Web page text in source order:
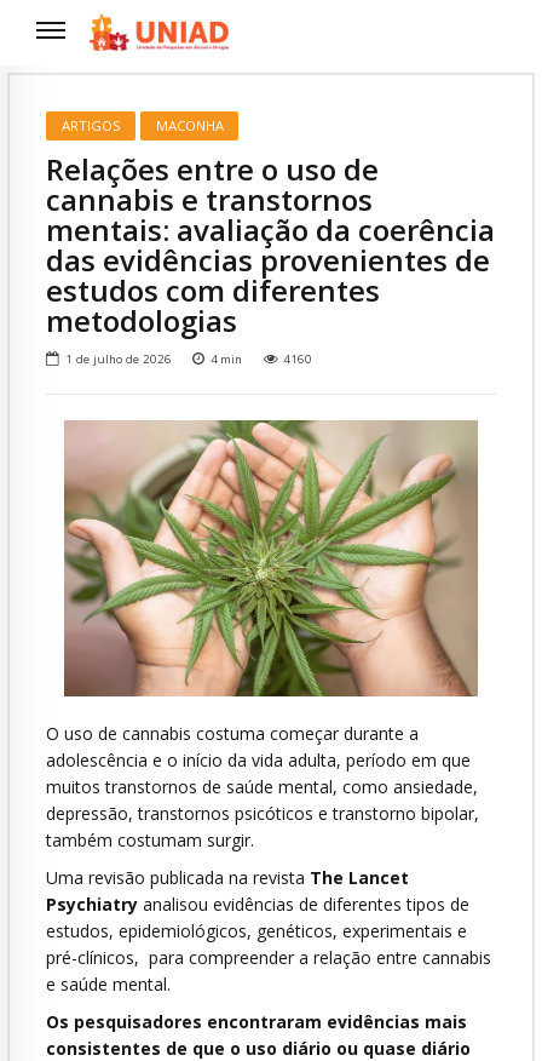
ARTIGOS MACONHA
Relações entre o uso de
cannabis e transtornos
mentais: avaliação da coerência
das evidências provenientes de
estudos com diferentes
metodologias
1 de julho de 2026 4 min 4160
O uso de cannabis costuma começar durante a
adolescência e o início da vida adulta, período em que
muitos transtornos de saúde mental, como ansiedade,
depressão, transtornos psicóticos e transtorno bipolar,
também costumam surgir.
Uma revisão publicada na revista The Lancet
Psychiatry analisou evidências de diferentes tipos de
estudos, epidemiológicos, genéticos, experimentais e
pré-clínicos, para compreender a relação entre cannabis
e saúde mental.
Os pesquisadores encontraram evidências mais
consistentes de que o uso diário ou quase diário